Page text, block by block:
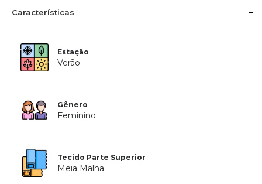
Características
Estação
Verão
Gênero
Feminino
Tecido Parte Superior
Meia Malha